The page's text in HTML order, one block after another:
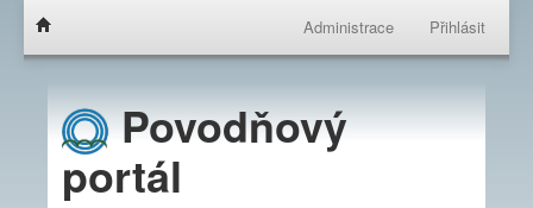
Administrace Přihlásit
Povodňový
portál